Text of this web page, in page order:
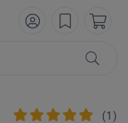
(1 )